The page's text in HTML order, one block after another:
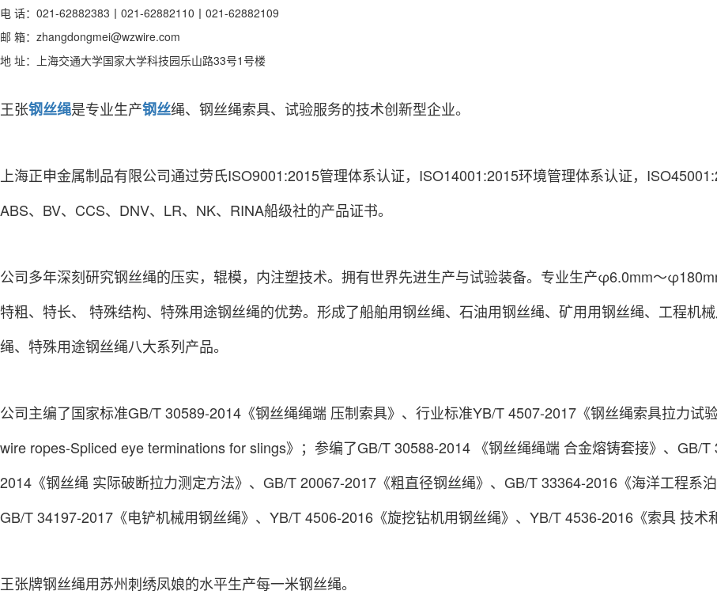
电 话：021-62882383丨021-62882110丨021-62882109
邮 箱：zhangdongmei@wzwire.com
地 址：上海交通大学国家大学科技园乐山路33号1号楼
王张钢丝绳是专业生产钢丝绳、钢丝绳索具、试验服务的技术创新型企业。
上海正申金属制品有限公司通过劳氏ISO9001:2015管理体系认证，ISO14001:2015环境管理体系认证，
ABS、BV、CCS、DNV、LR、NK、RINA船级社的产品证书。
公司多年深刻研究钢丝绳的压实，辊模，内注塑技术。拥有世界先进生产与试验装备。专业生产φ6.0mm～
特粗、特长、 特殊结构、特殊用途钢丝绳的优势。形成了船舶用钢丝绳、石油用钢丝绳、矿用用钢丝绳、工程机
绳、特殊用途钢丝绳八大系列产品。
公司主编了国家标准GB/T 30589-2014《钢丝绳绳端 压制索具》、行业标准YB/T 4507-2017《钢丝绳索具拉力试
wire ropes-Spliced eye terminations for slings》；参编了GB/T 30588-2014 《钢丝绳绳端 合金熔铸套接》、GB/
2014《钢丝绳 实际破断拉力测定方法》、GB/T 20067-2017《粗直径钢丝绳》、GB/T 33364-2016《海洋工程系
GB/T 34197-2017《电铲机械用钢丝绳》、YB/T 4506-2016《旋挖钻机用钢丝绳》、YB/T 4536-2016《索具 技术
王张牌钢丝绳用苏州刺绣凤娘的水平生产每一米钢丝绳。